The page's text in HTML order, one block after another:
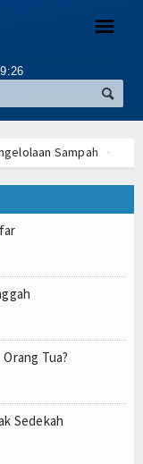
☰
Sampah
1,2 Triliun USD
Lazisnu
RZ
Palestina
Angka Stunting
untuk Mustahik
Sudan
UKT
56 Rumah Mustahik
Tua?
Sedekah